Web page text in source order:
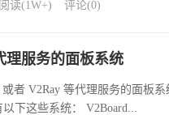
阅读(1W+) 评论(0)
理服务的面板系统
或者 V2Ray 等代理服务的面板
下这些系统： V2Board...